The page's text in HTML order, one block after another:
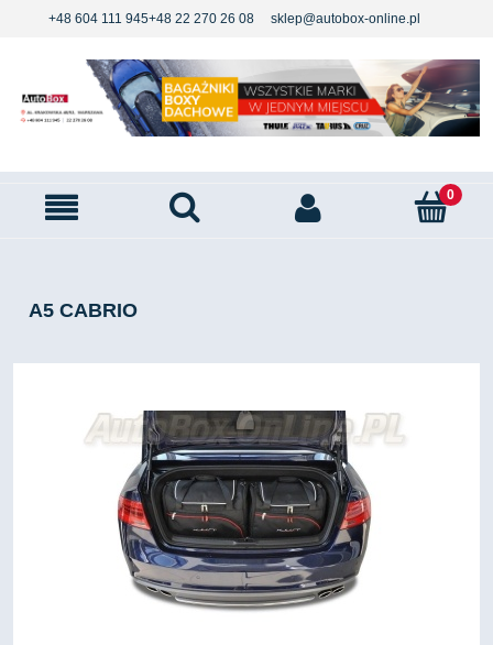
+48 604 111 945+48 22 270 26 08 sklep@autobox-online.pl
A5 CABRIO